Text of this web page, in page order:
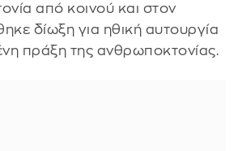
από κοινού και στον
δίωξη για ηθική αυτουργία
πράξη της ανθρωποκτονίας.